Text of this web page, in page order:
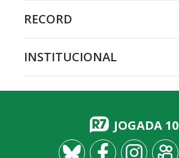
RECORD
INSTITUCIONAL
JOGADA 10